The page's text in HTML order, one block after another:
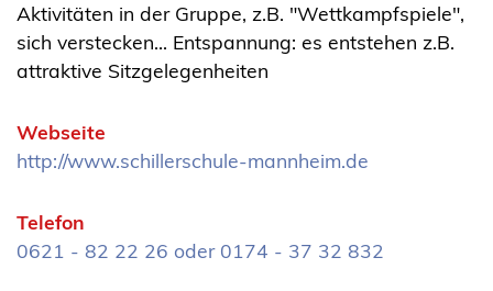
Aktivitäten in der Gruppe, z.B. "Wettkampfspiele",
sich verstecken... Entspannung: es entstehen z.B.
attraktive Sitzgelegenheiten
Webseite
http://www.schillerschule-mannheim.de
Telefon
0621 - 82 22 26 oder 0174 - 37 32 832